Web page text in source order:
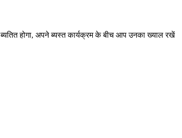
ब्यतित होगा, अपने ब्यस्त कार्यक्रम के बीच आप उनका ख्याल रखें